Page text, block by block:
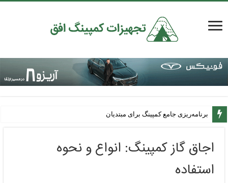
برنامه‌ریزی جامع کمپینگ برای مبتدیان
وقتی طبیعت معلم می‌شود – داستان ایندراکمپ و بوشکرفت در ایران
اجاق گاز کمپینگ: انواع و نحوه
استفاده